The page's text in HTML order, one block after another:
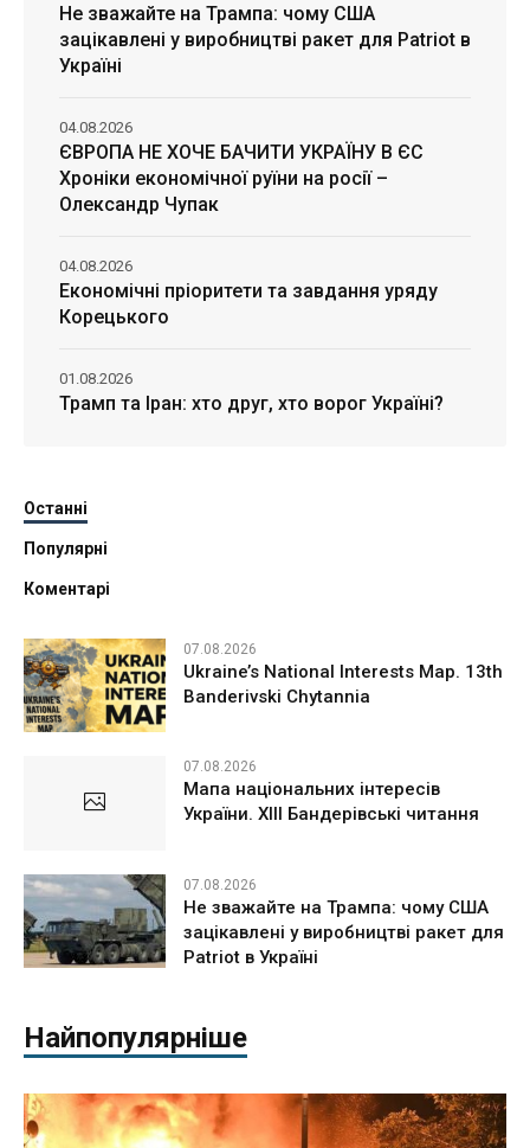
Не зважайте на Трампа: чому США
зацікавлені у виробництві ракет для Patriot в
Україні
ЄВРОПА НЕ ХОЧЕ БАЧИТИ УКРАЇНУ В ЄС
Хроніки економічної руїни на росії –
Олександр Чупак
04.08.2026
Економічні пріоритети та завдання уряду
Корецького
04.08.2026
Трамп та Іран: хто друг, хто ворог Україні?
01.08.2026
Останні
Популярні
Коментарі
07.08.2026
Ukraine’s National Interests Map. 13th
Banderivski Chytannia
07.08.2026
Мапа національних інтересів
України. ХІІІ Бандерівські читання
07.08.2026
Не зважайте на Трампа: чому США
зацікавлені у виробництві ракет для
Patriot в Україні
Найпопулярніше